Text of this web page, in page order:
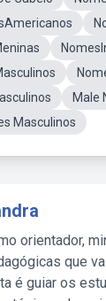
Male
Masculinos
orientador,
que
é guiar os